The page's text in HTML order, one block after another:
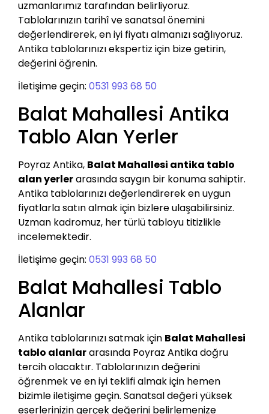
uzmanlarımız tarafından belirliyoruz.
Tablolarınızın tarihî ve sanatsal önemini
değerlendirerek, en iyi fiyatı almanızı sağlıyoruz.
Antika tablolarınızı ekspertiz için bize getirin,
değerini öğrenin.
İletişime geçin: 0531 993 68 50
Balat Mahallesi Antika
Tablo Alan Yerler
Poyraz Antika, Balat Mahallesi antika tablo
alan yerlerarasında saygın bir konuma sahiptir.
Antika tablolarınızı değerlendirerek en uygun
fiyatlarla satın almak için bizlere ulaşabilirsiniz.
Uzman kadromuz, her türlü tabloyu titizlikle
incelemektedir.
İletişime geçin: 0531 993 68 50
Balat Mahallesi Tablo
Alanlar
Antika tablolarınızı satmak için Balat Mahallesi
tablo alanlararasında Poyraz Antika doğru
tercih olacaktır. Tablolarınızın değerini
öğrenmek ve en iyi teklifi almak için hemen
bizimle iletişime geçin. Sanatsal değeri yüksek
eserlerinizin gerçek değerini belirlemenize